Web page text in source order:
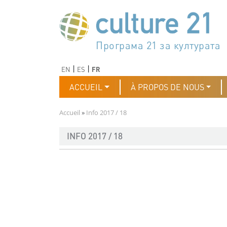
جدول أعمال القرن 21 للثقافة
Програма 21 за културата
Agenda 21 de la cultura
Agjenda 21 për kulturë
Agenda 21 van cultuur
Agenda 21 for culture
Kulturaren Agenda 21
Agenda 21 de la culture
Axenda 21 da cultura
Agenda 21 für Kultur
Agenda 21 della cultura
文化のためのアジェンダ21
دستورکار 21 برای فرهنگ
Agenda 21 dla kultury
Agenda 21 da cultura
Повестка дня 21 для
Agenda 21 za kulturu
Agenda 21 de la cultura
Agenda 21 för kulturen
Kültür için Gündem 21
Порядок денний 21 для
EN ES FR
Navigation principale
ACCUEIL À PROPOS DE NOUS
Fil d'Ariane
Accueil Info 2017 / 18
INFO 2017 / 18